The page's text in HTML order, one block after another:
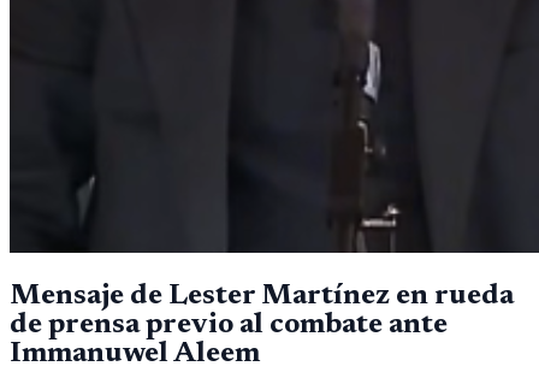
Mensaje de Lester Martínez en rueda
de prensa previo al combate ante
Immanuwel Aleem